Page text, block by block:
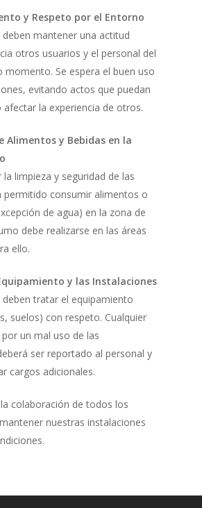
y Respeto por el Entorno
mantener una actitud
otros usuarios y el personal del
momento. Se espera el buen uso
evitando actos que puedan
afectar la experiencia de otros.
Alimentos y Bebidas en la
la limpieza y seguridad de las
permitido consumir alimentos o
de agua) en la zona de
debe realizarse en las áreas
ello.
y las Instalaciones
tratar el equipamiento
suelos) con respeto. Cualquier
un mal uso de las
ser reportado al personal y
cargos adicionales.
colaboración de todos los
nuestras instalaciones